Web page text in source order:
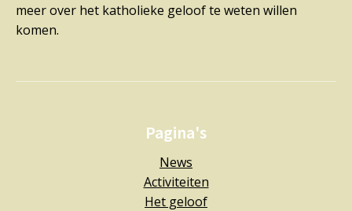
meer over het katholieke geloof te weten willen
komen.
Pagina's
News
Activiteiten
Het geloof